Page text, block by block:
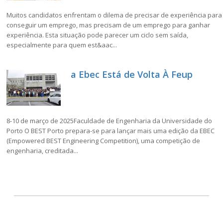
Muitos candidatos enfrentam o dilema de precisar de experiência para
conseguir um emprego, mas precisam de um emprego para ganhar
experiência. Esta situação pode parecer um ciclo sem saída,
especialmente para quem est&aac...
a Ebec Está de Volta À Feup
8-10 de março de 2025Faculdade de Engenharia da Universidade do
Porto O BEST Porto prepara-se para lançar mais uma edição da EBEC
(Empowered BEST Engineering Competition), uma competição de
engenharia, creditada...